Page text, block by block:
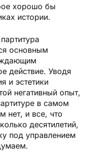
хорошо бы
истории.
основным
действие. Уводя
и эстетики
негативный опыт,
в самом
нет, и все, что
десятилетий,
под управлением